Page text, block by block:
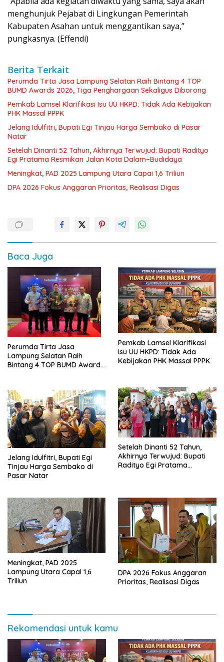
menghunjuk Pejabat di Lingkungan Pemerintah
Kabupaten Asahan untuk menggantikan saya,”
pungkasnya. (Effendi)
Berita Terkait
Perumda Tirta Jasa Lampung Selatan Raih Bintang 4 TOP
BUMD Awards 2026, Tiga Penghargaan Sekaligus Diborong
Pemkab Lamsel Klarifikasi Isu UU HKPD: Tidak Ada Kebijakan
PHK Massal PPPK
Jelang Idulfitri, Bupati Egi Tinjau Harga Sembako di Pasar
Natar
Setelah Dinanti 52 Tahun, Akhirnya Terwujud: Bupati Radityo
Egi Pratama Resmikan Jalan Kota Dalam–Budidaya
Meningkat, PAD 2025 Lampung Utara Capai 1,6 Triliun
DPA 2026 Fokus Anggaran Prioritas, Realisasi Digas
Baca Juga
Perumda Tirta Jasa
Lampung Selatan Raih
Bintang 4 TOP BUMD Awards
Pemkab Lamsel Klarifikasi
Isu UU HKPD: Tidak Ada
Kebijakan PHK Massal PPPK
Jelang Idulfitri, Bupati Egi
Tinjau Harga Sembako di
Pasar Natar
Setelah Dinanti 52 Tahun,
Akhirnya Terwujud: Bupati
Radityo Egi Pratama
Meningkat, PAD 2025
Lampung Utara Capai 1,6
Triliun
DPA 2026 Fokus Anggaran
Prioritas, Realisasi Digas
Rekomendasi untuk kamu